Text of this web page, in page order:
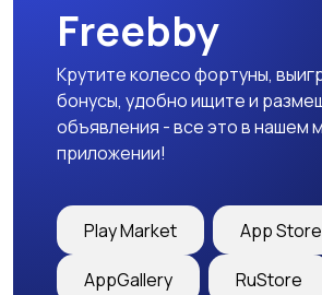
Шкафы и комоды
Freebby
Крутите колесо фортуны,
бонусы, удобно ищите и
объявления - все это в нашем
приложении!
Play Market App Store
AppGallery RuStore